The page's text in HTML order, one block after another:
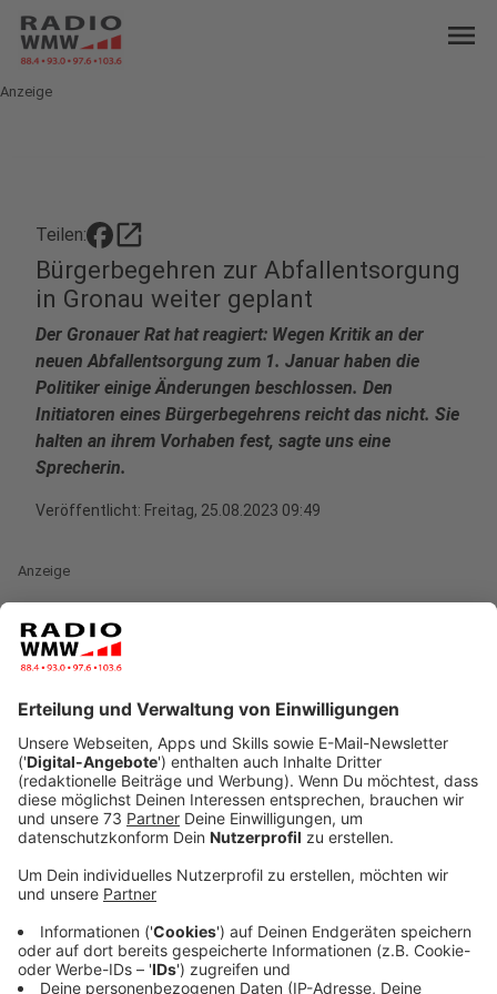
menu
Anzeige
Teilen: open_in_new
Bürgerbegehren zur Abfallentsorgung
in Gronau weiter geplant
Der Gronauer Rat hat reagiert: Wegen Kritik an der
neuen Abfallentsorgung zum 1. Januar haben die
Politiker einige Änderungen beschlossen. Den
Initiatoren eines Bürgerbegehrens reicht das nicht. Sie
halten an ihrem Vorhaben fest, sagte uns eine
Sprecherin.
Veröffentlicht: Freitag, 25.08.2023 09:49
Anzeige
Single-Haushalte würden benachteiligt, sagt
Gronau
Anzeige
Nach Kritik aus der Bevölkerung hat der Rat in Gronau
2024 nochmal abgeändert. Es wird nun auch eine kleine
Mindestvolumen an Restmüll pro Person wurde
gesenkt. Die Stadtverwaltung soll die Abfallgebühren